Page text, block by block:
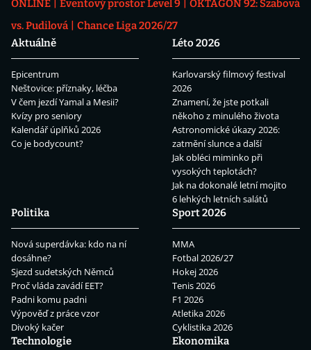
ONLINE
Eventový prostor Level 9
OKTAGON 92: Szabová
vs. Pudilová
Chance Liga 2026/27
Aktuálně
Epicentrum
Neštovice: příznaky, léčba
V čem jezdí Yamal a Mesii?
Kvízy pro seniory
Kalendář úplňků 2026
Co je bodycount?
Léto 2026
Karlovarský filmový festival
2026
Znamení, že jste potkali
někoho z minulého života
Astronomické úkazy 2026:
zatmění slunce a další
Jak obléci miminko při
vysokých teplotách?
Jak na dokonalé letní mojito
6 lehkých letních salátů
Politika
Nová superdávka: kdo na ní
dosáhne?
Sjezd sudetských Němců
Proč vláda zavádí EET?
Padni komu padni
Výpověď z práce vzor
Divoký kačer
Sport 2026
MMA
Fotbal 2026/27
Hokej 2026
Tenis 2026
F1 2026
Atletika 2026
Cyklistika 2026
Technologie
Ekonomika